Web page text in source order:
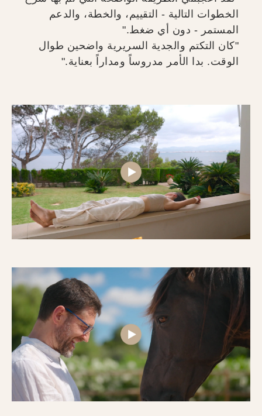
الخطوات التالية - التقييم، والخطة، والدعم
المستمر - دون أي ضغط."
"كان التكتم والجدية السريرية واضحين طوال
الوقت. بدا الأمر مدروساً ومداراً بعناية."